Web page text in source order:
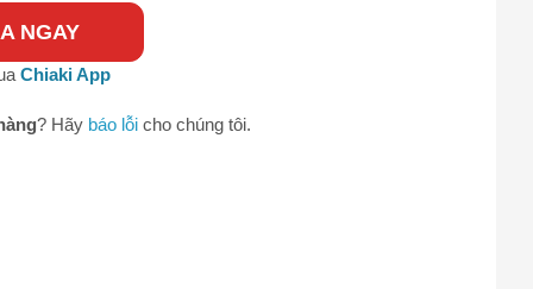
NGAY
Chiaki App
? Hãy báo lỗi cho chúng tôi.